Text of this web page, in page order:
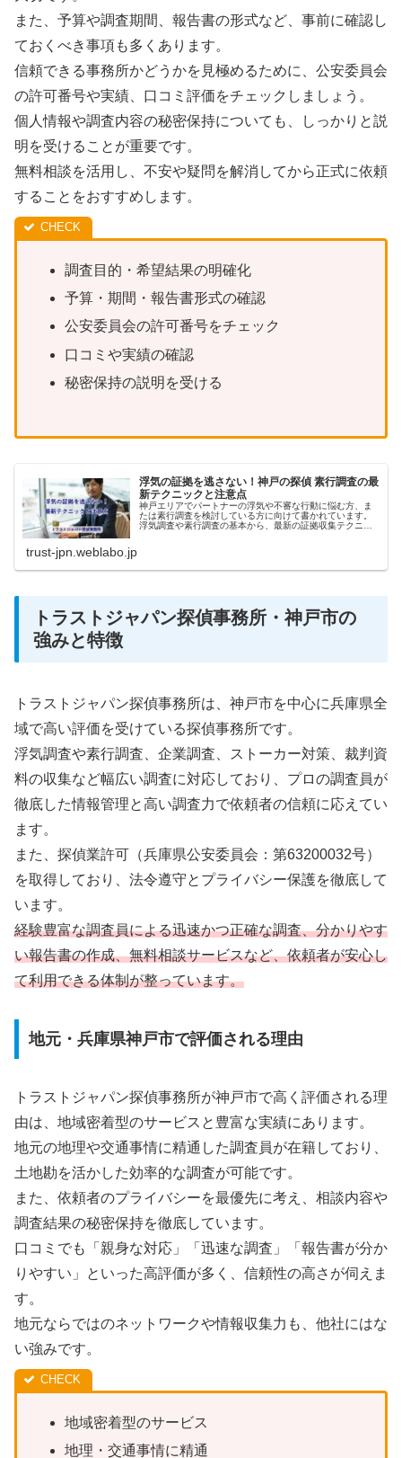
また、予算や調査期間、報告書の形式など、事前に確認し
ておくべき事項も多くあります。
信頼できる事務所かどうかを見極めるために、公安委員会
の許可番号や実績、口コミ評価をチェックしましょう。
個人情報や調査内容の秘密保持についても、しっかりと説
明を受けることが重要です。
無料相談を活用し、不安や疑問を解消してから正式に依頼
することをおすすめします。
調査目的・希望結果の明確化
予算・期間・報告書形式の確認
公安委員会の許可番号をチェック
口コミや実績の確認
秘密保持の説明を受ける
浮気の証拠を逃さない！神戸の探偵 素行調査の最
新テクニックと注意点
神戸エリアでパートナーの浮気や不審な行動に悩む方、ま
たは素行調査を検討している方に向けて書かれています。
浮気調査や素行調査の基本から、最新の証拠収集テクニッ
trust-jpn.weblabo.jp
トラストジャパン探偵事務所・神戸市の
強みと特徴
トラストジャパン探偵事務所は、神戸市を中心に兵庫県全
域で高い評価を受けている探偵事務所です。
浮気調査や素行調査、企業調査、ストーカー対策、裁判資
料の収集など幅広い調査に対応しており、プロの調査員が
徹底した情報管理と高い調査力で依頼者の信頼に応えてい
ます。
また、探偵業許可（兵庫県公安委員会：第63200032号）
を取得しており、法令遵守とプライバシー保護を徹底して
います。
経験豊富な調査員による迅速かつ正確な調査、分かりやす
い報告書の作成、無料相談サービスなど、依頼者が安心し
て利用できる体制が整っています。
地元・兵庫県神戸市で評価される理由
トラストジャパン探偵事務所が神戸市で高く評価される理
由は、地域密着型のサービスと豊富な実績にあります。
地元の地理や交通事情に精通した調査員が在籍しており、
土地勘を活かした効率的な調査が可能です。
また、依頼者のプライバシーを最優先に考え、相談内容や
調査結果の秘密保持を徹底しています。
口コミでも「親身な対応」「迅速な調査」「報告書が分か
りやすい」といった高評価が多く、信頼性の高さが伺えま
す。
地元ならではのネットワークや情報収集力も、他社にはな
い強みです。
地域密着型のサービス
地理・交通事情に精通